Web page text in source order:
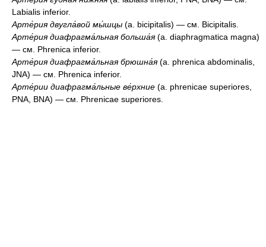
Labialis inferior.
Арте́рия двугла́вой мы́шцы (a. bicipitalis) — см. Bicipitalis.
Арте́рия диафрагма́льная больша́я(a. diaphragmatica magna)
— см. Phrenica inferior.
Арте́рия диафрагма́льная брюшна́я(a. phrenica abdominalis,
JNA) — см. Phrenica inferior.
Арте́рии диафрагма́льные ве́рхние (a. phrenicae superiores,
PNA, BNA) — см. Phrenicae superiores.